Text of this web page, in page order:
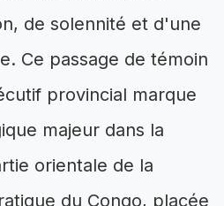
de solennité et d'une
Ce passage de témoin
provincial marque
majeur dans la
orientale de la
du Congo, placée